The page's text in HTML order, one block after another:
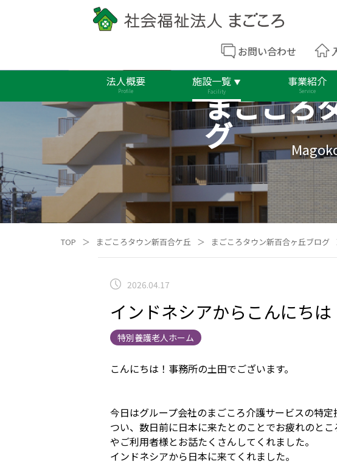
お問い合わせ
法人概要
Profile
施設一覧
Facility
事業紹介
Service
まごころ
グ
TOP ＞ まごころタウン新百合ケ丘 ＞ まごころタウン新百合ヶ丘ブログ
2026.04.17
インドネシアからこんにちは
特別養護老人ホーム
こんにちは！事務所の土田でございます。
今日はグループ会社のまごころ介護サービスの特定
つい、数日前に日本に来たとのことでお疲れのと
やご利用者様とお話たくさんしてくれました。
インドネシアから日本に来てくれました。